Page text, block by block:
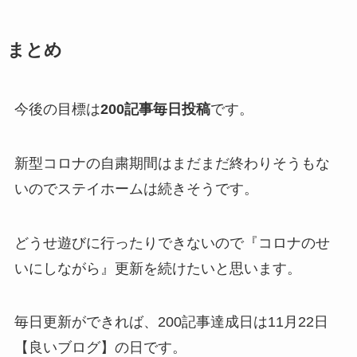
まとめ
今後の目標は200記事毎日投稿です。
新型コロナの自粛期間はまだまだ終わりそうもな
いのでステイホームは続きそうです。
どうせ遊びに行ったりできないので『コロナのせ
いにしながら』更新を続けたいと思います。
毎日更新ができれば、 200記事達成日は11月22日
【良いブログ】の日 です。